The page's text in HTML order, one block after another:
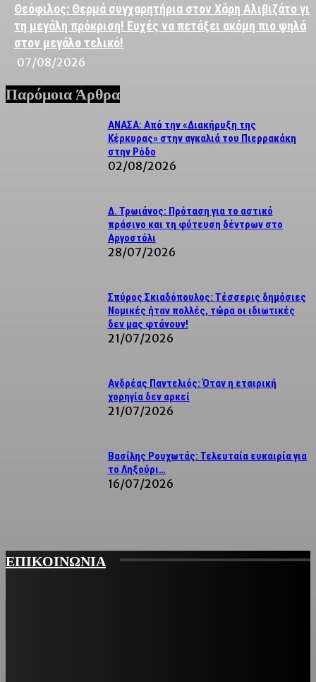
Θεόφιλος: Θερμά συγχαρητήρια στον Χάρη Αλιβιζάτο για
τη μεγάλη πρόκριση! Ευχές να πετάξει ακόμη πιο ψηλά
στον μεγάλο τελικό!
07/08/2026
Παρόμοια Άρθρα
ΑΝΑΣΑ: Από την «Διακήρυξη της
Κέρκυρας» στην αγκαλιά του Πιερρακάκη
στην Ρόδο
02/08/2026
Δ. Τρωιάνος: Πρόταση για το αστικό
πράσινο και τη φύτευση δέντρων στο
Αργοστόλι
28/07/2026
Σπύρος Σκιαδόπουλος: Τέσσερις δημόσιες
Νομικές ήταν πολλές, τώρα οι ιδιωτικές
δεν μας φτάνουν!
21/07/2026
Ανδρέας Παντελιός: Όταν η εταιρική
χορηγία δεν αρκεί
21/07/2026
Βασίλης Ρουχωτάς: Τελευταία ευκαιρία για
το Ληξούρι…
16/07/2026
ΕΠΙΚΟΙΝΩΝΙΑ